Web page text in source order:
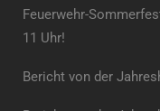
Feuerwehr-
11 Uhr!
Bericht von der